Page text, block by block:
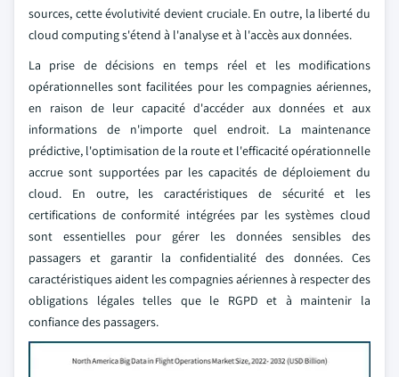
sources, cette évolutivité devient cruciale. En outre, la liberté du
cloud computing s'étend à l'analyse et à l'accès aux données.
La prise de décisions en temps réel et les modifications
opérationnelles sont facilitées pour les compagnies aériennes,
en raison de leur capacité d'accéder aux données et aux
informations de n'importe quel endroit. La maintenance
prédictive, l'optimisation de la route et l'efficacité opérationnelle
accrue sont supportées par les capacités de déploiement du
cloud. En outre, les caractéristiques de sécurité et les
certifications de conformité intégrées par les systèmes cloud
sont essentielles pour gérer les données sensibles des
passagers et garantir la confidentialité des données. Ces
caractéristiques aident les compagnies aériennes à respecter des
obligations légales telles que le RGPD et à maintenir la
confiance des passagers.